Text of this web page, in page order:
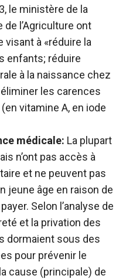
le ministère de la
l’Agriculture ont
visant à «réduire la
enfants; réduire
à la naissance chez
les carences
vitamine A, en iode
médicale: La plupart
n’ont pas accès à
et ne peuvent pas
jeune âge en raison de
Selon l’analyse de
et la privation des
dormaient sous des
pour prévenir le
cause (principale) de